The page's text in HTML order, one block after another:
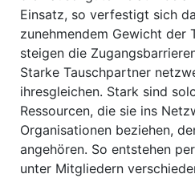
Einsatz, so verfestigt sich
zunehmendem Gewicht der
steigen die
Starke Tauschpartner
ihresgleichen. Stark sind
Ressourcen, die sie ins
Organisationen beziehen,
angehören. So entstehen
unter Mitgliedern